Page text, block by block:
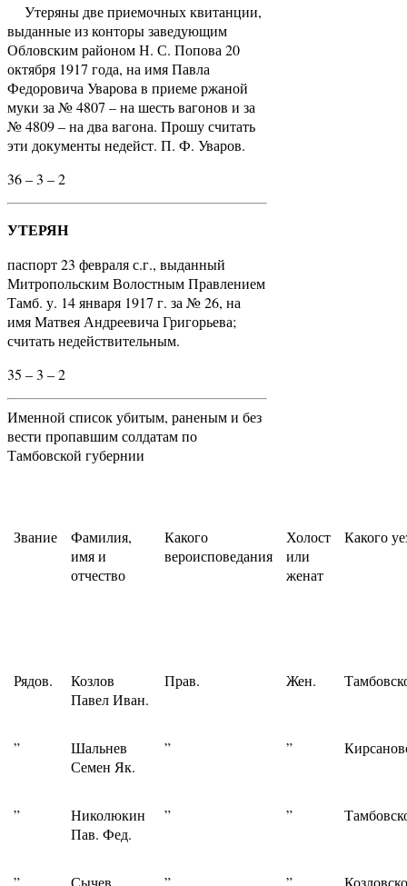
Утеряны две приемочных квитанции,
выданные из конторы заведующим
Обловским районом Н. С. Попова 20
октября 1917 года, на имя Павла
Федоровича Уварова в приеме ржаной
муки за № 4807 – на шесть вагонов и за
№ 4809 – на два вагона. Прошу считать
эти документы недейст. П. Ф. Уваров.
36 – 3 – 2
УТЕРЯН
паспорт 23 февраля с.г., выданный
Митропольским Волостным Правлением
Тамб. у. 14 января 1917 г. за № 26, на
имя Матвея Андреевича Григорьева;
считать недействительным.
35 – 3 – 2
Именной список убитым, раненым и без
вести пропавшим солдатам по
Тамбовской губернии
Звание
Фамилия,
имя и
отчество
Какого
вероисповедания
Холост
или
женат
Какого
Рядов.
Козлов
Павел Иван.
Прав. Жен.
”
Шальнев
Семен Як.
” ”
”
Николюкин
Пав. Фед.
” ”
” Сычев ” ”